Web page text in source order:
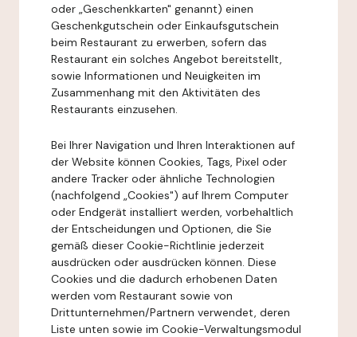
oder „Geschenkkarten" genannt) einen
Geschenkgutschein oder Einkaufsgutschein
beim Restaurant zu erwerben, sofern das
Restaurant ein solches Angebot bereitstellt,
sowie Informationen und Neuigkeiten im
Zusammenhang mit den Aktivitäten des
Restaurants einzusehen.
Bei Ihrer Navigation und Ihren Interaktionen auf
der Website können Cookies, Tags, Pixel oder
andere Tracker oder ähnliche Technologien
(nachfolgend „Cookies") auf Ihrem Computer
oder Endgerät installiert werden, vorbehaltlich
der Entscheidungen und Optionen, die Sie
gemäß dieser Cookie-Richtlinie jederzeit
ausdrücken oder ausdrücken können. Diese
Cookies und die dadurch erhobenen Daten
werden vom Restaurant sowie von
Drittunternehmen/Partnern verwendet, deren
Liste unten sowie im Cookie-Verwaltungsmodul